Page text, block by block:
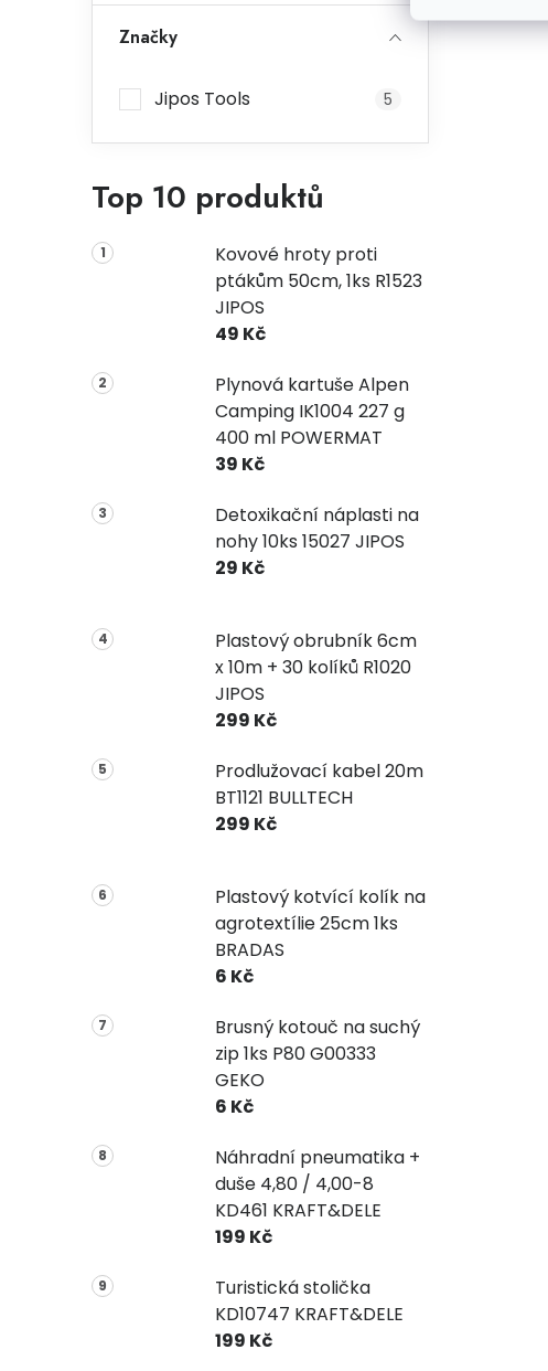
Značky
Jipos Tools 5
Top 10 produktů
Kovové hroty proti
ptákům 50cm, 1ks R1523
JIPOS
49 Kč
Plynová kartuše Alpen
Camping IK1004 227 g
400 ml POWERMAT
39 Kč
Detoxikační náplasti na
nohy 10ks 15027 JIPOS
29 Kč
Plastový obrubník 6cm
x 10m + 30 kolíků R1020
JIPOS
299 Kč
Prodlužovací kabel 20m
BT1121 BULLTECH
299 Kč
Plastový kotvící kolík na
agrotextílie 25cm 1ks
BRADAS
6 Kč
Brusný kotouč na suchý
zip 1ks P80 G00333
GEKO
6 Kč
Náhradní pneumatika +
duše 4,80 / 4,00-8
KD461 KRAFT&DELE
199 Kč
Turistická stolička
KD10747 KRAFT&DELE
199 Kč